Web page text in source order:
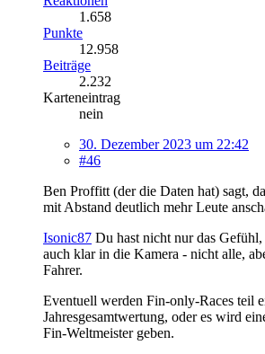
1.658
Punkte
12.958
Beiträge
2.232
Karteneintrag
nein
30. Dezember 2023 um 22:42
#46
Ben Proffitt (der die Daten hat) sagt,
mit Abstand deutlich mehr Leute
Isonic87 Du hast nicht nur das Gefühl,
auch klar in die Kamera - nicht alle,
Fahrer.
Eventuell werden Fin-only-Races teil
Jahresgesamtwertung, oder es wird
Fin-Weltmeister geben.